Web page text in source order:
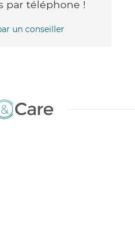
par téléphone !
un conseiller